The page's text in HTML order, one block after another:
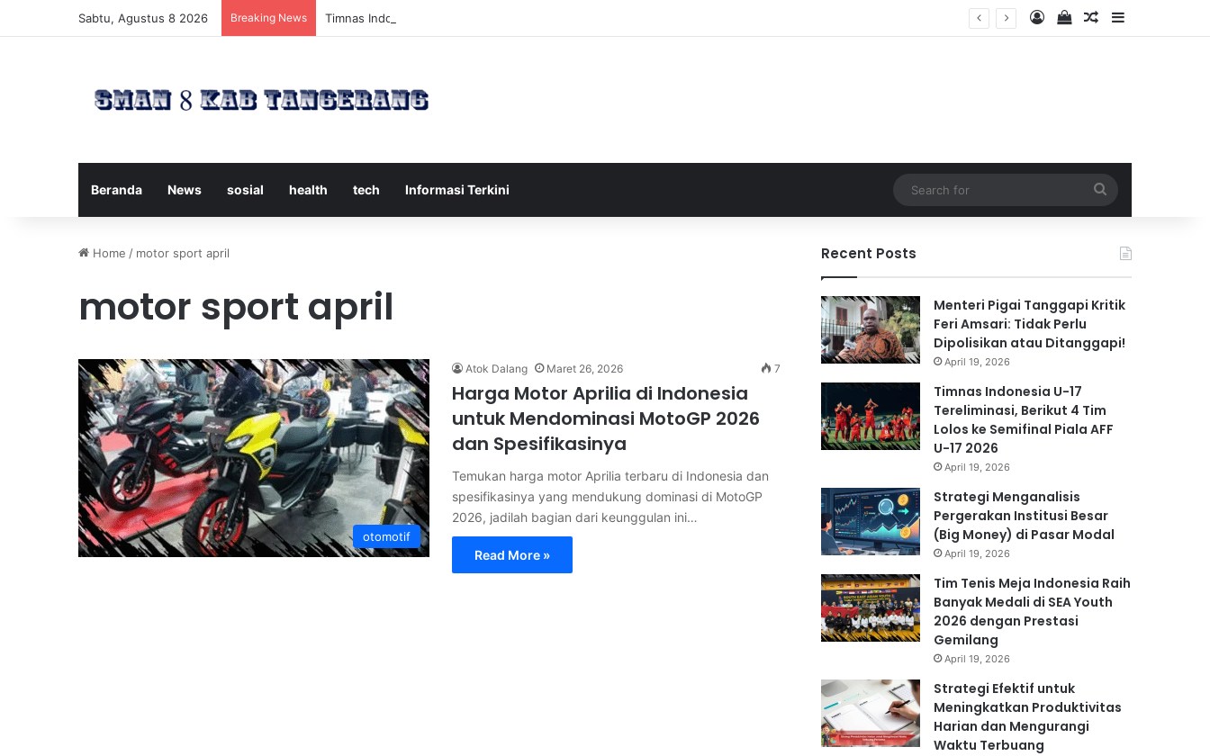
Sabtu, Agustus 8 2026 Breaking News Timnas Indonesia U-17 Tereliminasi, Berikut 4 Tim Lolos ke Semifinal Piala AFF U-17 2026 Log InView your
Random Article
Sidebar
Beranda News sosial health tech Informasi Terkini
for
Home / motor sport april
motor sport april
otomotif
Atok Dalang Maret 26, 2026 7
Harga Motor Aprilia di Indonesia
untuk Mendominasi MotoGP 2026
dan Spesifikasinya
Temukan harga motor Aprilia terbaru di Indonesia dan
spesifikasinya yang mendukung dominasi di MotoGP
2026, jadilah bagian dari keunggulan ini…
Read More »
Recent Posts
Menteri Pigai Tanggapi Kritik
Feri Amsari: Tidak Perlu
Dipolisikan atau Ditanggapi!
April 19, 2026
Timnas Indonesia U-17
Tereliminasi, Berikut 4 Tim
Lolos ke Semifinal Piala AFF
U-17 2026
April 19, 2026
Strategi Menganalisis
Pergerakan Institusi Besar
(Big Money) di Pasar Modal
April 19, 2026
Tim Tenis Meja Indonesia Raih
Banyak Medali di SEA Youth
2026 dengan Prestasi
Gemilang
April 19, 2026
Strategi Efektif untuk
Meningkatkan Produktivitas
Harian dan Mengurangi
Waktu Terbuang